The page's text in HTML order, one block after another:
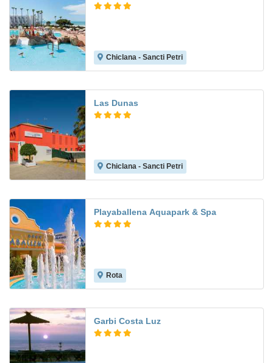
Chiclana - Sancti Petri
Las Dunas
Chiclana - Sancti Petri
Playaballena Aquapark & Spa
Rota
Garbi Costa Luz